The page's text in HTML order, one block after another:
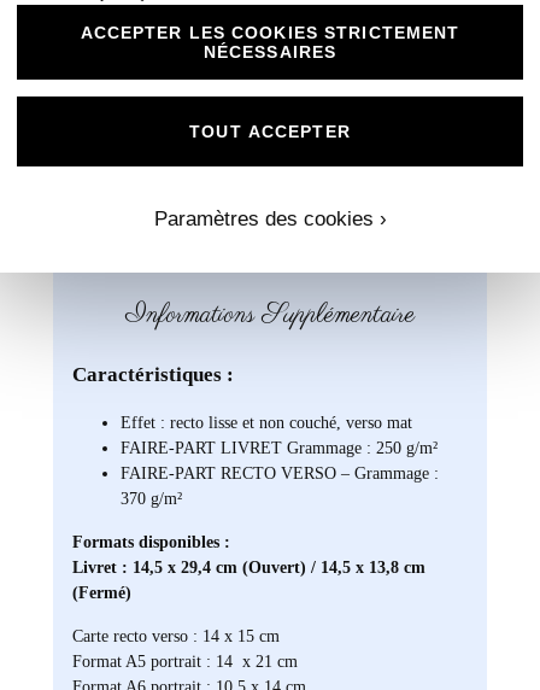
Du premier sceau de l’enveloppe à la dernière touche
déco, ces étiquettes sont les messagères de votre
engagement et du soin que vous apportez aux moindres
Informations Supplémentaire
Caractéristiques :
Effet : recto lisse et non couché, verso mat
FAIRE-PART LIVRET Grammage : 250 g/m²
FAIRE-PART RECTO VERSO – Grammage :
370 g/m²
Formats disponibles :
Livret : 14,5 x 29,4 cm (Ouvert) / 14,5 x 13,8 cm
(Fermé)
Carte recto verso : 14 x 15 cm
Format A5 portrait : 14 x 21 cm
Format A6 portrait : 10,5 x 14 cm
ACCEPTER LES COOKIES STRICTEMENT
NÉCESSAIRES
Paramètres des cookies ›
TOUT ACCEPTER